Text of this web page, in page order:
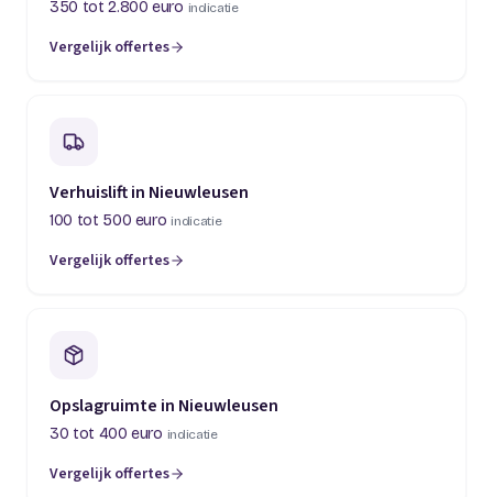
350 tot 2.800 euro indicatie
Vergelijk offertes
Verhuislift in Nieuwleusen
100 tot 500 euro indicatie
Vergelijk offertes
Opslagruimte in Nieuwleusen
30 tot 400 euro indicatie
Vergelijk offertes